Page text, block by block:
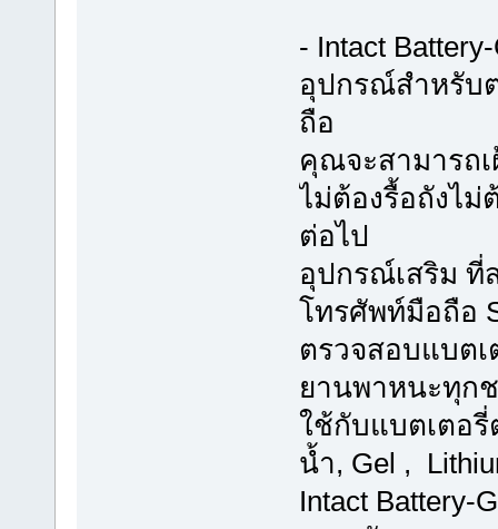
- Intact
อุปกรณ์สำหรับ
ถือ
คุณจะสามารถ
ไม่ต้องรื้อถังไม่
ต่อไป
อุปกรณ์เสริม ที่
โทรศัพท์มือถือ
ตรวจสอบแบตเ
ยานพาหนะทุก
ใช้กับแบตเตอ
น้ำ, Gel ,
Intact Battery-